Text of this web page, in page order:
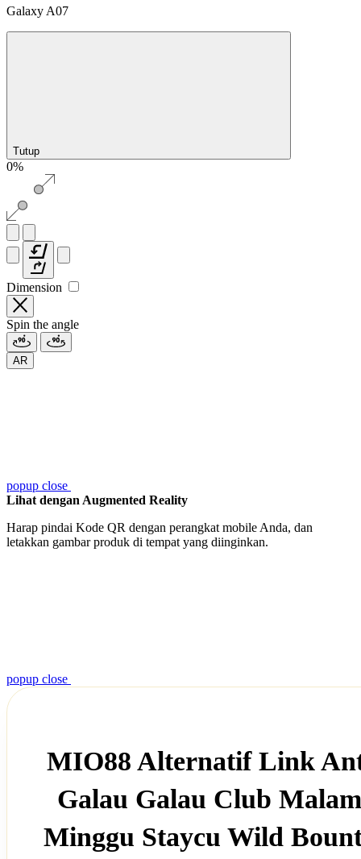
Galaxy A07
Tutup
0%
Dimension
Spin the angle
AR
popup close
Lihat dengan Augmented Reality
Harap pindai Kode QR dengan perangkat mobile Anda, dan
letakkan gambar produk di tempat yang diinginkan.
popup close
MIO88 Alternatif Link
Galau Galau Club Malam
Minggu Staycu Wild